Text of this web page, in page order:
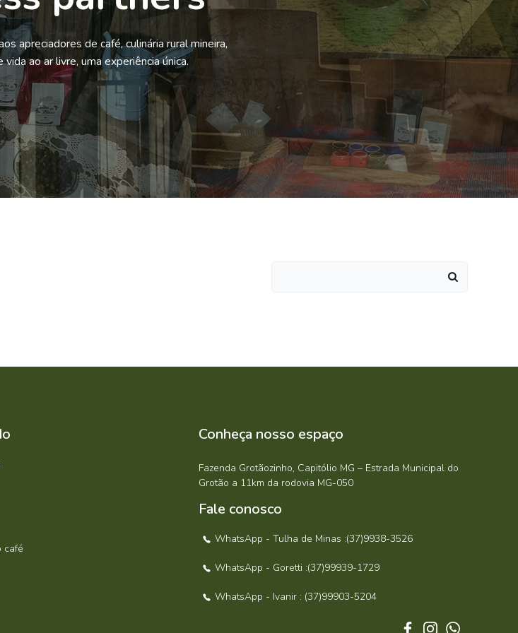
apreciadores de café, culinária rural mineira,
ao ar livre, uma experiência única.
café
Conheça nosso espaço
Fazenda Grotãozinho, Capitólio MG – Estrada Municipal do
Grotão a 11km da rodovia MG-050
Fale conosco
WhatsApp - Tulha de Minas :(37)9938-3526
WhatsApp - Goretti :(37)99939-1729
WhatsApp - Ivanir : (37)99903-5204